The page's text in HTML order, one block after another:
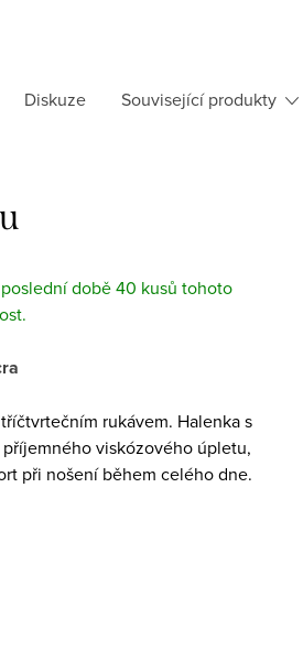
Diskuze Související produkty
době 40 kusů tohoto
rukávem. Halenka s
viskózového úpletu,
při nošení během celého dne.